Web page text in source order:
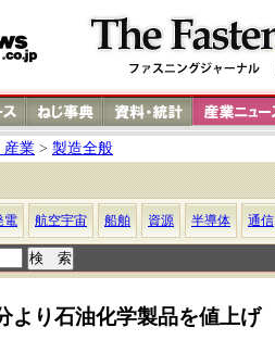
産業 > 製造全般
電 航空宇宙 船舶 資源 半導体 通信
より石油化学製品を値上げ